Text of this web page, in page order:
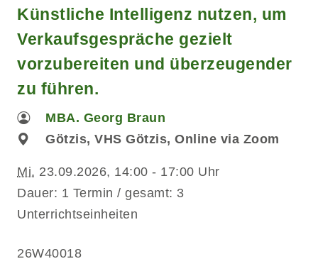
Künstliche Intelligenz nutzen, um
Verkaufsgespräche gezielt
vorzubereiten und überzeugender
zu führen.
MBA. Georg Braun
Götzis, VHS Götzis, Online via Zoom
Mi. 23.09.2026, 14:00 - 17:00 Uhr
Dauer: 1 Termin / gesamt: 3
Unterrichtseinheiten
26W40018